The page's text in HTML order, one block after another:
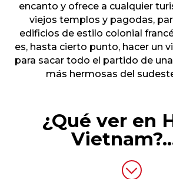
encanto y ofrece a cualquier
viejos templos y pagodas,
edificios de estilo colonial
es, hasta cierto punto, hacer un
para sacar todo el partido de
más hermosas del
¿Qué ver en
Vietnam?